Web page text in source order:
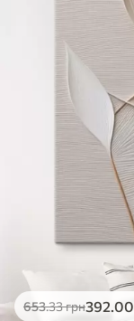
653.33грн392.00